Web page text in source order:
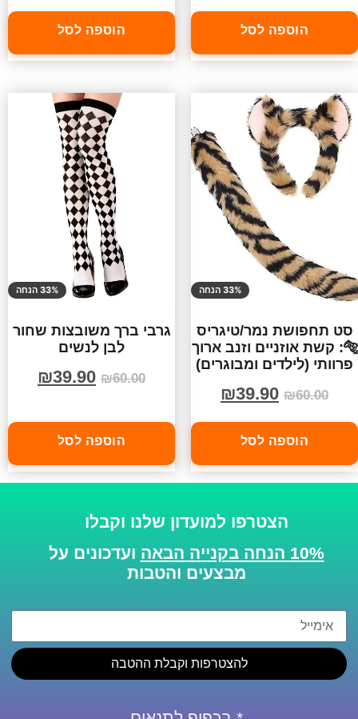
הוספה לסל הוספה לסל
33% הנחה
סט תחפושת נמר/טיגריס
🐅: קשת אוזניים וזנב ארוך
פרוותי (לילדים ומבוגרים)
₪60.00
₪39.90
הוספה לסל
33% הנחה
גרבי ברך משובצות שחור
לבן לנשים
₪60.00
₪39.90
הוספה לסל
הצטרפו למועדון שלנו וקבלו
10% הנחה בקנייה הבאה
ועדכונים על
מבצעים והטבות
להצטרפות וקבלת ההטבה